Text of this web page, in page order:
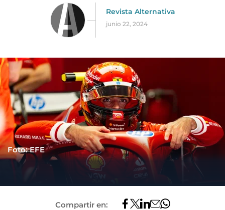
Revista Alternativa
junio 22, 2024
Foto: EFE
Compartir en: